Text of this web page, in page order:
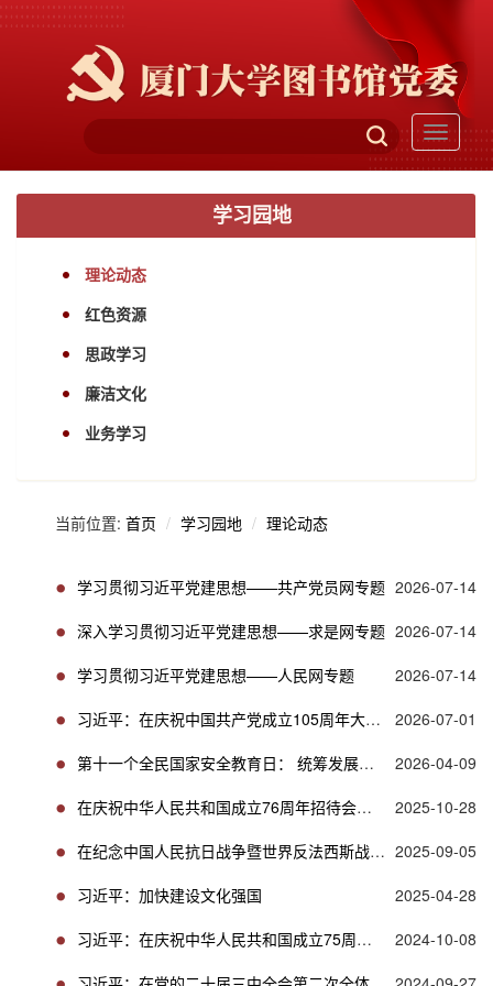
Toggle
学习园地
理论动态
红色资源
思政学习
廉洁文化
业务学习
当前位置: 首页 学习园地 理论动态
学习贯彻习近平党建思想——共产党员网专题 2026-07-14
深入学习贯彻习近平党建思想——求是网专题 2026-07-14
学习贯彻习近平党建思想——人民网专题
2026-07-14
习近平：在庆祝中国共产党成立105周年大会上的讲话
2026-07-01
第十一个全民国家安全教育日： 统筹发展和安全 护航“十五五”新征程
2026-04-09
在庆祝中华人民共和国成立76周年招待会上的讲话
2025-10-28
在纪念中国人民抗日战争暨世界反法西斯战争胜利80周年大会上的讲话
2025-09-05
习近平：加快建设文化强国
2025-04-28
习近平：在庆祝中华人民共和国成立75周年招待会上的讲话
2024-10-08